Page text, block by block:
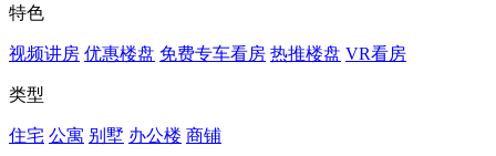
特色
视频讲房 优惠楼盘 免费专车看房 热推楼盘 VR看房
类型
住宅 公寓 别墅 办公楼 商铺